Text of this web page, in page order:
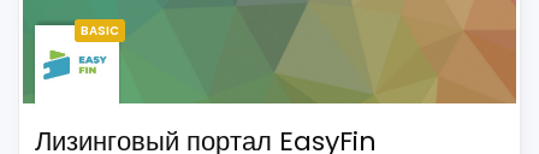
BASIC
Лизинговый портал EasyFin